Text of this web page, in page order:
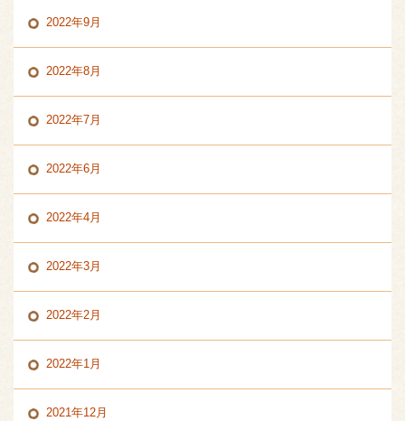
2022年9月
2022年8月
2022年7月
2022年6月
2022年4月
2022年3月
2022年2月
2022年1月
2021年12月